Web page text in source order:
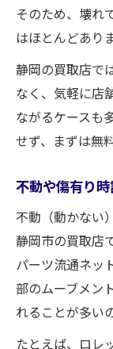
そのため、壊れ
はほとんどあり
静岡の買取店で
なく、気軽に店
ながるケースも
せず、まずは無
不動や傷有り
不動（動かない
静岡市の買取店
パーツ流通ネッ
部のムーブメン
れることが多い
たとえば、ロレ